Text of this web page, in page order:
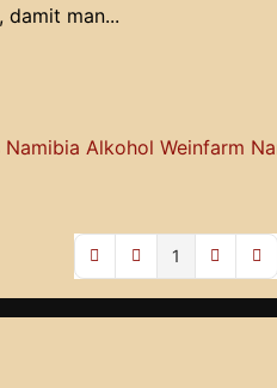
damit man...
Namibia Alkohol Weinfarm
First PagePrevious Page
1 Next Page